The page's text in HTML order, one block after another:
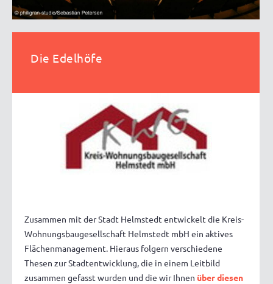
Die Edelhöfe
Zusammen mit der Stadt Helmstedt entwickelt die Kreis-
Wohnungsbaugesellschaft Helmstedt mbH ein aktives
Flächenmanagement. Hieraus folgern verschiedene
Thesen zur Stadtentwicklung, die in einem Leitbild
zusammen gefasst wurden und die wir Ihnen über diesen